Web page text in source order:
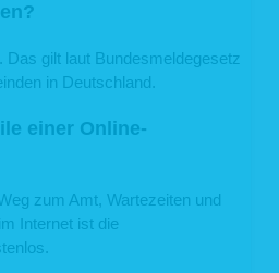
Das gilt laut Bundesmeldegesetz
in Deutschland.
einer Online-
zum Amt, Wartezeiten und
Internet ist die